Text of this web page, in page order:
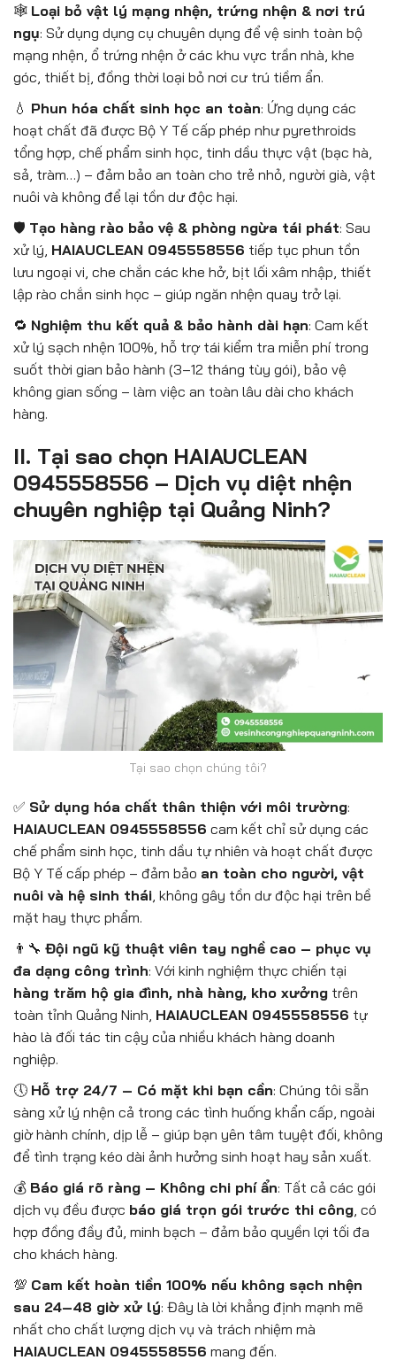
🕸️ Loại bỏ vật lý mạng nhện, trứng nhện & nơi trú
ngụ: Sử dụng dụng cụ chuyên dụng để vệ sinh toàn bộ
mạng nhện, ổ trứng nhện ở các khu vực trần nhà, khe
góc, thiết bị, đồng thời loại bỏ nơi cư trú tiềm ẩn.
💧 Phun hóa chất sinh học an toàn: Ứng dụng các
hoạt chất đã được Bộ Y Tế cấp phép như pyrethroids
tổng hợp, chế phẩm sinh học, tinh dầu thực vật (bạc hà,
sả, tràm…) – đảm bảo an toàn cho trẻ nhỏ, người già, vật
nuôi và không để lại tồn dư độc hại.
🛡️ Tạo hàng rào bảo vệ & phòng ngừa tái phát: Sau
xử lý, HAIAUCLEAN 0945558556 tiếp tục phun tồn
lưu ngoại vi, che chắn các khe hở, bịt lối xâm nhập, thiết
lập rào chắn sinh học – giúp ngăn nhện quay trở lại.
🔁 Nghiệm thu kết quả & bảo hành dài hạn: Cam kết
xử lý sạch nhện 100%, hỗ trợ tái kiểm tra miễn phí trong
suốt thời gian bảo hành (3–12 tháng tùy gói), bảo vệ
không gian sống – làm việc an toàn lâu dài cho khách
hàng.
II. Tại sao chọn HAIAUCLEAN
0945558556 – Dịch vụ diệt nhện
chuyên nghiệp tại Quảng Ninh?
Tại sao chọn chúng tôi?
✅ Sử dụng hóa chất thân thiện với môi trường:
HAIAUCLEAN 0945558556 cam kết chỉ sử dụng các
chế phẩm sinh học, tinh dầu tự nhiên và hoạt chất được
Bộ Y Tế cấp phép – đảm bảo an toàn cho người, vật
nuôi và hệ sinh thái, không gây tồn dư độc hại trên bề
mặt hay thực phẩm.
👨‍🔧 Đội ngũ kỹ thuật viên tay nghề cao – phục vụ
đa dạng công trình: Với kinh nghiệm thực chiến tại
hàng trăm hộ gia đình, nhà hàng, kho xưởng trên
toàn tỉnh Quảng Ninh, HAIAUCLEAN 0945558556 tự
hào là đối tác tin cậy của nhiều khách hàng doanh
nghiệp.
🕔 Hỗ trợ 24/7 – Có mặt khi bạn cần: Chúng tôi sẵn
sàng xử lý nhện cả trong các tình huống khẩn cấp, ngoài
giờ hành chính, dịp lễ – giúp bạn yên tâm tuyệt đối, không
để tình trạng kéo dài ảnh hưởng sinh hoạt hay sản xuất.
💰 Báo giá rõ ràng – Không chi phí ẩn: Tất cả các gói
dịch vụ đều được báo giá trọn gói trước thi công, có
hợp đồng đầy đủ, minh bạch – đảm bảo quyền lợi tối đa
cho khách hàng.
💯 Cam kết hoàn tiền 100% nếu không sạch nhện
sau 24–48 giờ xử lý: Đây là lời khẳng định mạnh mẽ
nhất cho chất lượng dịch vụ và trách nhiệm mà
HAIAUCLEAN 0945558556 mang đến.